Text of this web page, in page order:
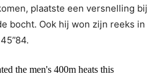
plaatste een versnelling bij
bocht. Ook hij won zijn reeks in
the men's 400m heats this